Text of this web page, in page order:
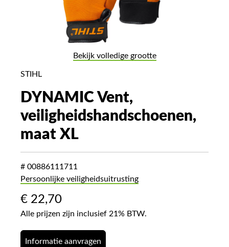
Bekijk volledige grootte
STIHL
DYNAMIC Vent,
veiligheidshandschoenen,
maat XL
# 00886111711
Persoonlijke veiligheidsuitrusting
€ 22,70
Alle prijzen zijn inclusief 21% BTW.
Informatie aanvragen